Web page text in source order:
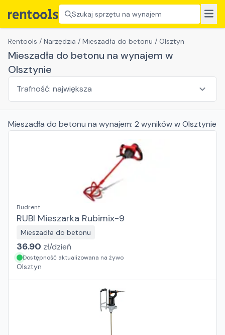
Szukaj sprzętu na wynajem
Rentools / Narzędzia / Mieszadła do betonu / Olsztyn
Mieszadła do betonu na wynajem w
Olsztynie
Mieszadła do betonu na wynajem: 2 wynikóww Olsztynie
Budrent
RUBI Mieszarka Rubimix-9
Mieszadła do betonu
36.90 zł/dzień
Dostępność aktualizowana na żywo
Olsztyn